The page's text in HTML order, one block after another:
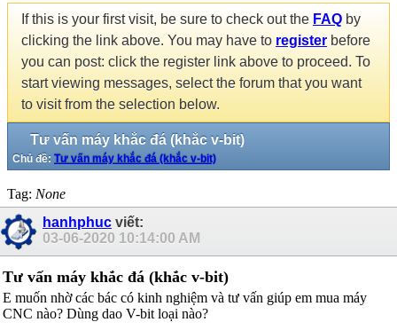
If this is your first visit, be sure to check out the FAQ by
clicking the link above. You may have to register before
you can post: click the register link above to proceed. To
start viewing messages, select the forum that you want
to visit from the selection below.
Tư vấn máy khắc đá (khắc v-bit)
Chủ đề: Tư vấn máy khắc đá (khắc v-bit)
Tag: None
hanhphuc viết:
03-06-2020 10:14:00 AM
Tư vấn máy khắc đá (khắc v-bit)
E muốn nhờ các bác có kinh nghiệm và tư vấn giúp em mua máy
CNC nào? Dùng dao V-bit loại nào?